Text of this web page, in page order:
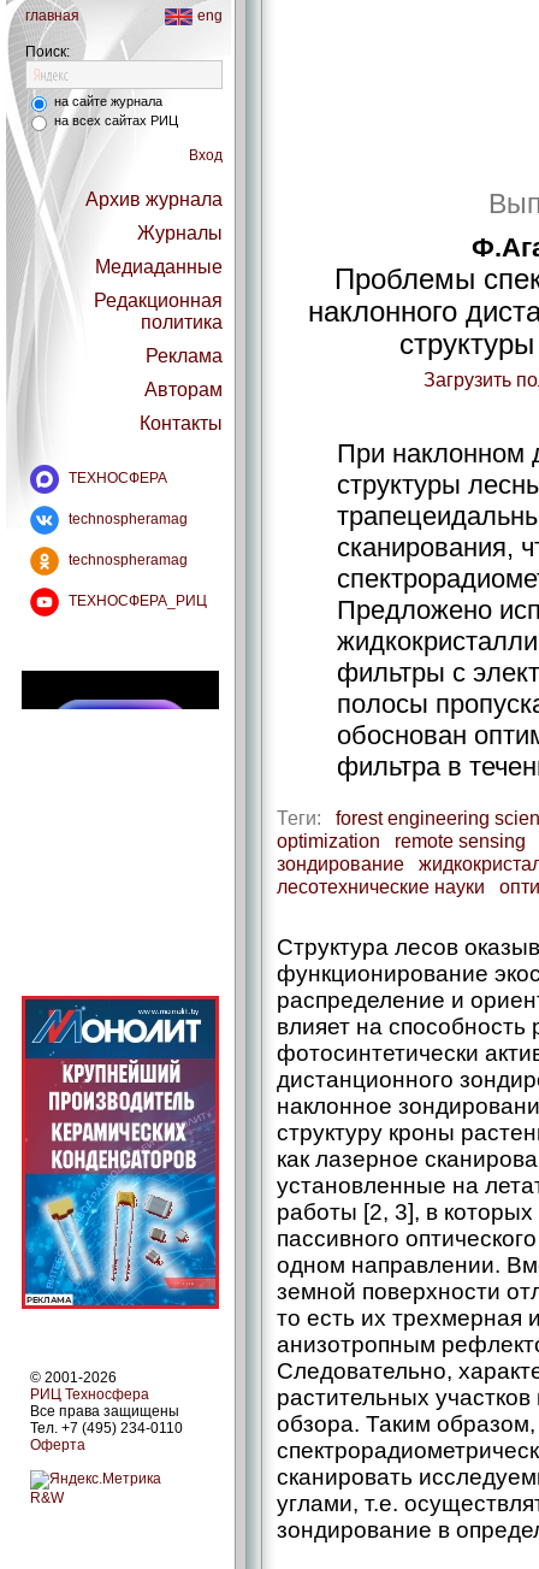
главная eng
Поиск:
на сайте журнала
на всех сайтах РИЦ
Вход
Архив журнала
Журналы
Медиаданные
Редакционная
политика
Реклама
Авторам
Контакты
ТЕХНОСФЕРА
technospheramag
technospheramag
ТЕХНОСФЕРА_РИЦ
© 2001-2026
РИЦ Техносфера
Все права защищены
Тел. +7 (495) 234-0110
Оферта
R&W
Проблемы
наклонного
Загрузить
При наклонном
структуры
сканирования,
Предложено
фильтры с
полосы
обоснован
фильтра в
Теги: forest engineering
optimization
remote sensing
зондирование
лесотехнические науки
Структура лесов
функционирование
распределение и
влияет на способность
фотосинтетически
дистанционного
наклонное
структуру кроны
как лазерное
установленные на
работы [2, 3], в
пассивного
одном направлении.
земной поверхности
то есть их трехмерная
анизотропным
Следовательно,
растительных
обзора. Таким
сканировать
углами, т.е.
зондирование в